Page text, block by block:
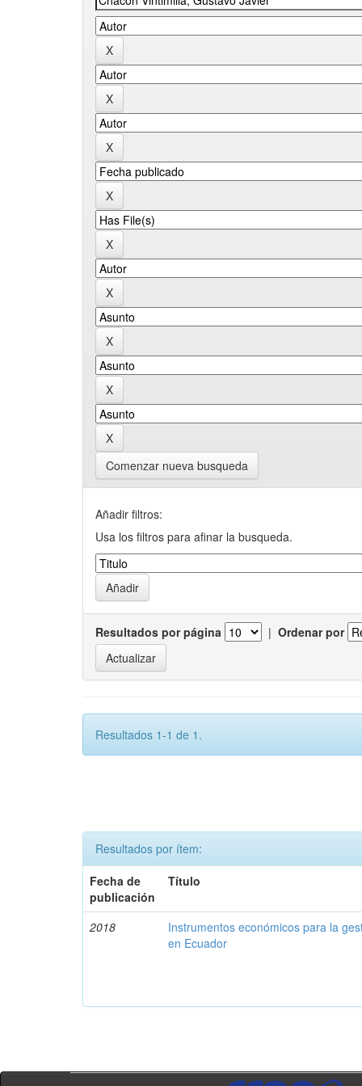
Comenzar nueva busqueda
Añadir filtros:
Usa los filtros para afinar la busqueda.
Resultados por página | Ordenar por
Resultados 1-1 de 1.
Resultados por ítem:
Fecha de
publicación
Título
2018
Instrumentos económicos para la
en Ecuador